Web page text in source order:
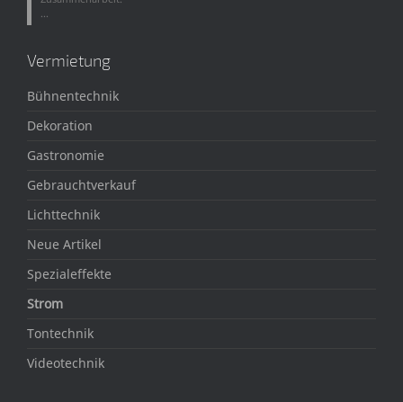
...
Vermietung
Bühnentechnik
Dekoration
Gastronomie
Gebrauchtverkauf
Lichttechnik
Neue Artikel
Spezialeffekte
Strom
Tontechnik
Videotechnik